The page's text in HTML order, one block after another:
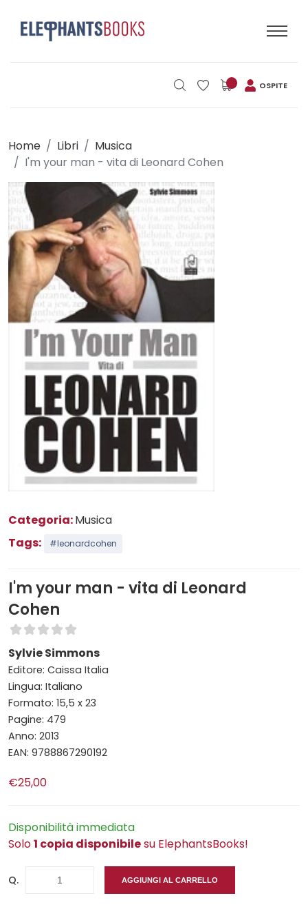
OSPITE
Home Libri
Musica
I'm your man - vita di Leonard Cohen
Categoria:Musica
Tags:
#leonardcohen
I'm your man - vita di Leonard
Cohen
Sylvie Simmons
Editore: Caissa Italia
Lingua: Italiano
Formato: 15,5 x 23
Pagine: 479
Anno: 2013
EAN: 9788867290192
€25,00
Disponibilità immediata
Solo1 copia disponibilesu ElephantsBooks!
Q. AGGIUNGI AL CARRELLO